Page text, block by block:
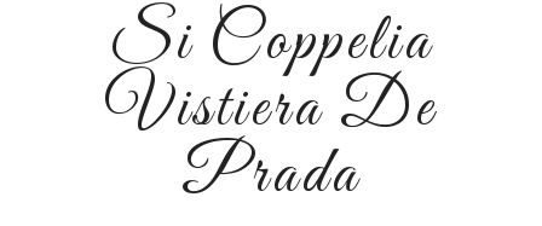
Si Coppelia
Vistiera De
Prada